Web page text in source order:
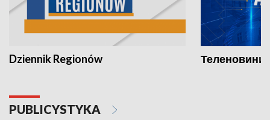
Dziennik Regionów Теленовини
PUBLICYSTYKA